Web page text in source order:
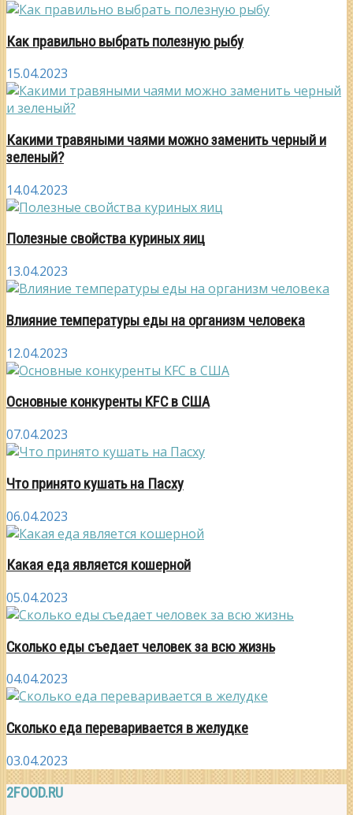
Как правильно выбрать полезную рыбу
15.04.2023
Какими травяными чаями можно заменить черный и
зеленый?
14.04.2023
Полезные свойства куриных яиц
13.04.2023
Влияние температуры еды на организм человека
12.04.2023
Основные конкуренты KFC в США
07.04.2023
Что принято кушать на Пасху
06.04.2023
Какая еда является кошерной
05.04.2023
Сколько еды съедает человек за всю жизнь
04.04.2023
Сколько еда переваривается в желудке
03.04.2023
2FOOD.RU